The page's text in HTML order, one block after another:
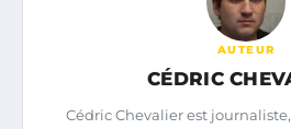
AUTEUR
CÉDRIC
Cédric Chevalier est